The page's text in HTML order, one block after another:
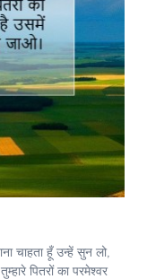
चाहता हूँ उन्हें सुन लो,
पितरों का परमेश्‍वर